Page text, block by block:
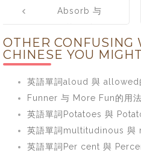
navigation
Absorb 与
用法
OTHER CONFUSING
CHINESE YOU
英語單詞aloud 與 allowed
Funner 与 More Fun的用
英語單詞Potatoes 與
英語單詞multitudinous 與
英語單詞Per cent 與